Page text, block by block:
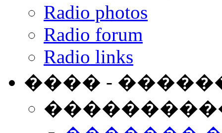
Radio photos
Radio forum
Radio links
���� -